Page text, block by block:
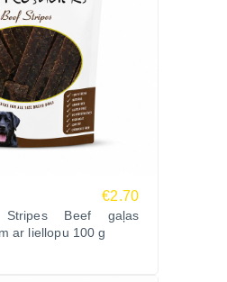
€2.70
Beef gaļas
ar liellopu 100 g